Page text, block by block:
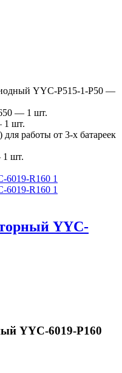
YYC-Р515-1-Р50 —
— 1 шт.
1 шт.
работы от 3-х батареек
1 шт.
YYC-
YYC-6019-P160